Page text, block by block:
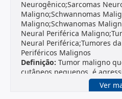
Neurogênico;Sarcomas
Maligno;Schwannomas
Maligno;Schwanomas
Neural Periférica
Neural Periférica;Tumores
Periféricos Malignos
Definição: Tumor maligno
cutâneos pequenos, é
potencial para metástases.
histopatológicas estão
Ver